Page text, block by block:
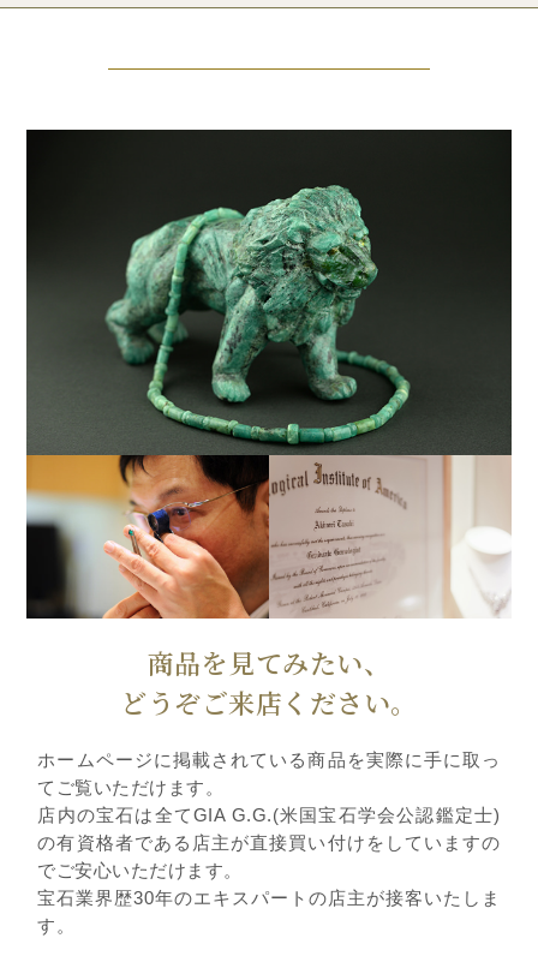
商品を見てみたい、
どうぞご来店ください。
ホームページに掲載されている商品を実際に手に取っ
てご覧いただけます。
店内の宝石は全てGIA G.G.(米国宝石学会公認鑑定士)
の有資格者である店主が直接買い付けをしていますの
でご安心いただけます。
宝石業界歴30年のエキスパートの店主が接客いたしま
す。